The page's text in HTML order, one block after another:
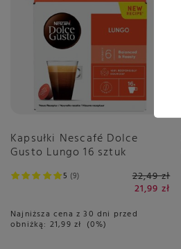
5 9
Kapsułki Nescafé Dolce
Gusto Lungo 16 sztuk
22,49 zł
21,99 zł
Najniższa cena z 30 dni przed
obniżką: 21,99 zł 0%